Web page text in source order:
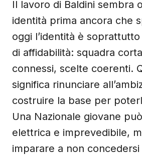
Il lavoro di Baldini sembra
identità prima ancora che
oggi l’identità è
di affidabilità: squadra
connessi, scelte coerenti.
significa rinunciare
costruire la base per
Una Nazionale giovane
elettrica e imprevedibile,
imparare a non